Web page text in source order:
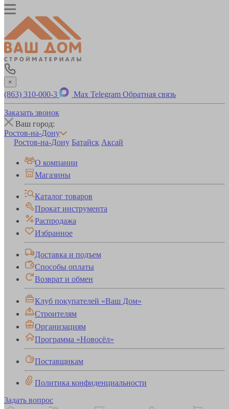
×
(863) 310-000-3 Max Telegram Обратная связь
Заказать звонок
Ваш город:
Ростов-на-Дону
Ростов-на-Дону Батайск Аксай
О компании
Магазины
Каталог товаров
Прокат инструмента
Распродажа
Избранное
Доставка и подъем
Способы оплаты
Возврат и обмен
Клуб покупателей «Ваш Дом»
Строителям
Организациям
Программа «Новосёл»
Поставщикам
Политика конфиденциальности
Задать вопрос